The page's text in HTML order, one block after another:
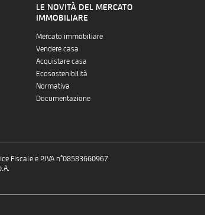
LE NOVITÀ DEL MERCATO
IMMOBILIARE
Mercato immobiliare
Vendere casa
Acquistare casa
Ecosostenibilità
Normativa
Documentazione
Fiscale e P.IVA n°08583660967